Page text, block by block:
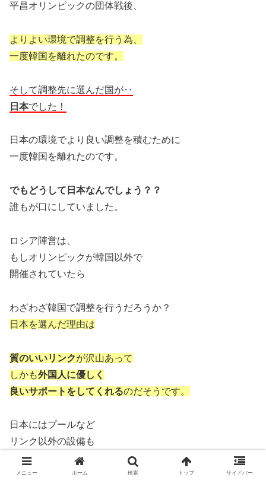
平昌オリンピックの団体戦後、
よりよい環境で調整を行う為、
一度韓国を離れたのです。
そして調整先に選んだ国が‥
日本でした！
日本の環境でより良い調整を積むために
一度韓国を離れたのです。
でもどうして日本なんでしょう？？
誰もが口にしていました。
ロシア陣営は、
もしオリンピックが韓国以外で
開催されていたら
わざわざ韓国で調整を行うだろうか？
日本を選んだ理由は
質のいいリンクが沢山あって
しかも外国人に優しく
良いサポートをしてくれるのだそうです。
日本にはプールなど
リンク以外の設備も
備わった施設が充実していて
メニュー ホーム 検索 トップ サイドバー